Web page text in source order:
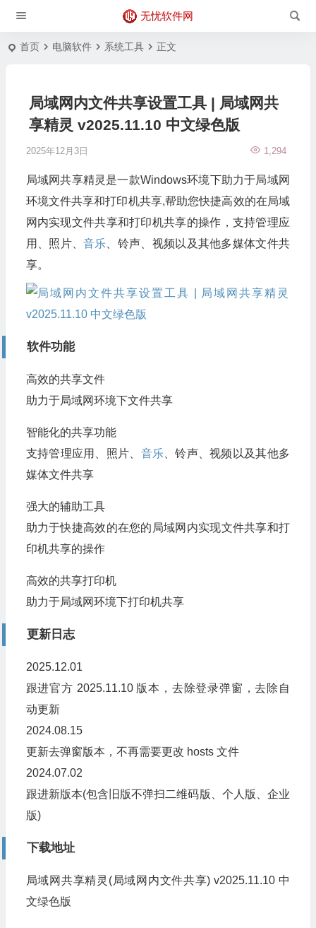
无忧软件网
首页 电脑软件 系统工具 正文
局域网内文件共享设置工具 | 局域网共
享精灵 v2025.11.10 中文绿色版
2025年12月3日 1,294
局域网共享精灵是一款Windows环境下助力于局域网
环境文件共享和打印机共享,帮助您快捷高效的在局域
网内实现文件共享和打印机共享的操作，支持管理应
用、照片、音乐 、铃声、视频以及其他多媒体文件共
享。
软件功能
高效的共享文件
助力于局域网环境下文件共享
智能化的共享功能
支持管理应用、照片、 音乐、铃声、视频以及其他多
媒体文件共享
强大的辅助工具
助力于快捷高效的在您的局域网内实现文件共享和打
印机共享的操作
高效的共享打印机
助力于局域网环境下打印机共享
更新日志
2025.12.01
跟进官方 2025.11.10 版本，去除登录弹窗，去除自
动更新
2024.08.15
更新去弹窗版本，不再需要更改 hosts 文件
2024.07.02
跟进新版本(包含旧版不弹扫二维码版、个人版、企业
版)
下载地址
局域网共享精灵(局域网内文件共享) v2025.11.10 中
文绿色版